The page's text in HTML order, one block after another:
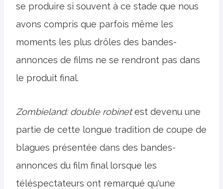
se produire si souvent à ce stade que nous
avons compris que parfois même les
moments les plus drôles des bandes-
annonces de films ne se rendront pas dans
le produit final.
Zombieland: double robinetest devenu une
partie de cette longue tradition de coupe de
blagues présentée dans des bandes-
annonces du film final lorsque les
téléspectateurs ont remarqué qu'une